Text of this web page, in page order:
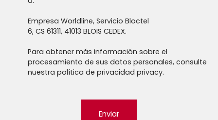
Empresa Worldline, Servicio Bloctel
6, CS 61311, 41013 BLOIS CEDEX.
Para obtener más información sobre el
procesamiento de sus datos personales, consulte
nuestra política de privacidad privacy.
Enviar